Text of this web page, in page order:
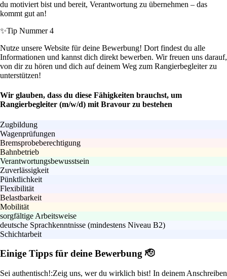
du motiviert bist und bereit, Verantwortung zu übernehmen – das
kommt gut an!
✨Tip Nummer 4
Nutze unsere Website für deine Bewerbung! Dort findest du alle
Informationen und kannst dich direkt bewerben. Wir freuen uns darauf,
von dir zu hören und dich auf deinem Weg zum Rangierbegleiter zu
unterstützen!
Wir glauben, dass du diese Fähigkeiten brauchst, um
Rangierbegleiter (m/w/d) mit Bravour zu bestehen
Zugbildung
Wagenprüfungen
Bremsprobeberechtigung
Bahnbetrieb
Verantwortungsbewusstsein
Zuverlässigkeit
Pünktlichkeit
Flexibilität
Belastbarkeit
Mobilität
sorgfältige Arbeitsweise
deutsche Sprachkenntnisse (mindestens Niveau B2)
Schichtarbeit
Einige Tipps für deine Bewerbung 🫡
Sei authentisch!:Zeig uns, wer du wirklich bist! In deinem Anschreiben